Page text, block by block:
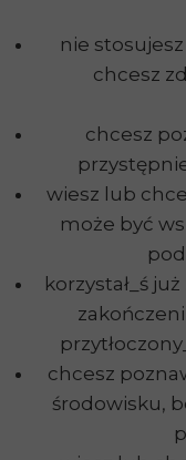
nie
chcesz
chcesz
wiesz lub
może być
korzystał_ś
chcesz
środowisku,